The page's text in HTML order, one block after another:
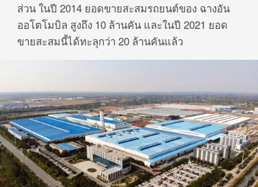
ส่วน ในปี 2014 ยอดขายสะสมรถยนต์ของ ฉางอัน
ออโตโมบิล สูงถึง 10 ล้านคัน และในปี 2021 ยอด
ขายสะสมนี้ได้ทะลุกว่า 20 ล้านคันแล้ว